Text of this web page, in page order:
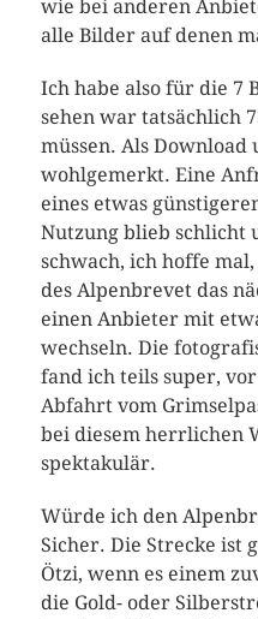
wie bei anderen
alle Bilder auf denen
Ich habe also für die 7
sehen war tatsächlich
müssen. Als
wohlgemerkt. Eine
eines etwas
Nutzung blieb schlicht
schwach, ich hoffe
des Alpenbrevet das
einen Anbieter mit
wechseln. Die
fand ich teils super,
Abfahrt vom
bei diesem herrlichen
spektakulär.
Würde ich den
Sicher. Die Strecke ist
Ötzi, wenn es einem
die Gold- oder